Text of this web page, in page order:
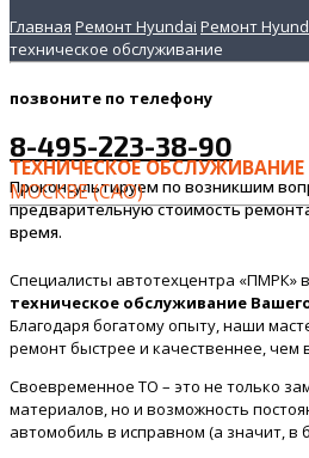
Главная Ремонт Hyundai Ремонт
техническое обслуживание
позвоните по телефону
8-495-223-38-90
Проконсультируем по возникшим
предварительную стоимость
время.
ТЕХНИЧЕСКОЕ ОБСЛУЖИВАНИЕ
МОСКВЕ (САО)
Специалисты автотехцентра «ПМРК»
техническое обслуживание
Благодаря богатому опыту, наши
ремонт быстрее и качественнее, чем
Своевременное ТО – это не только
материалов, но и возможность
автомобиль в исправном (а значит, в